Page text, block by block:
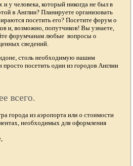
у человека, который никогда не был в
в Англии? Планируете организовать
посетить его? Посетите форум о
и, возможно, попутчиков! Вы узнаете,
форумчанам любые вопросы о
сведений.
столь необходимую нашим
посетить один из городов Англии
всего.
города из аэропорта или о стоимости
необходимых для оформления